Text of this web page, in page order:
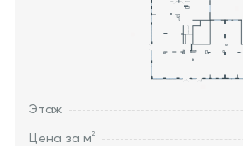
Этаж
Цена за м2